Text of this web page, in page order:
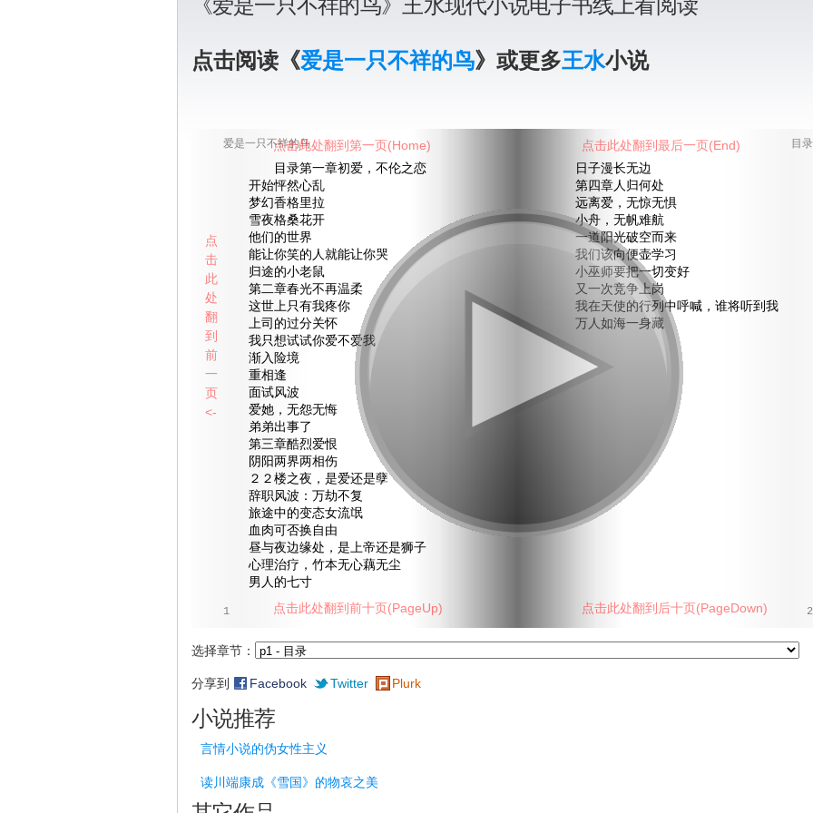
《爱是一只不祥的鸟》王水现代小说电子书线上看阅读
点击阅读《爱是一只不祥的鸟》或更多王水小说
爱是一只不祥的鸟 目录
目录第一章初爱，不伦之恋
开始怦然心乱
梦幻香格里拉
雪夜格桑花开
他们的世界
能让你笑的人就能让你哭
归途的小老鼠
第二章春光不再温柔
这世上只有我疼你
上司的过分关怀
我只想试试你爱不爱我
渐入险境
重相逢
面试风波
爱她，无怨无悔
弟弟出事了
第三章酷烈爱恨
阴阳两界两相伤
２２楼之夜，是爱还是孽
辞职风波：万劫不复
旅途中的变态女流氓
血肉可否换自由
昼与夜边缘处，是上帝还是狮子
心理治疗，竹本无心藕无尘
男人的七寸
日子漫长无边
第四章人归何处
远离爱，无惊无惧
小舟，无帆难航
一道阳光破空而来
我们该向便壶学习
小巫师要把一切变好
又一次竞争上岗
我在天使的行列中呼喊，谁将听到我
万人如海一身藏
1 2
选择章节：
分享到 Facebook Twitter Plurk
点击此处翻到第一页(Home) 点击此处翻到最后一页(End)
点击此处翻到前十页(PageUp) 点击此处翻到后十页(PageDown)
点
击
此
处
翻
到
前
一
页
<-
小说推荐
言情小说的伪女性主义
读川端康成《雪国》的物哀之美